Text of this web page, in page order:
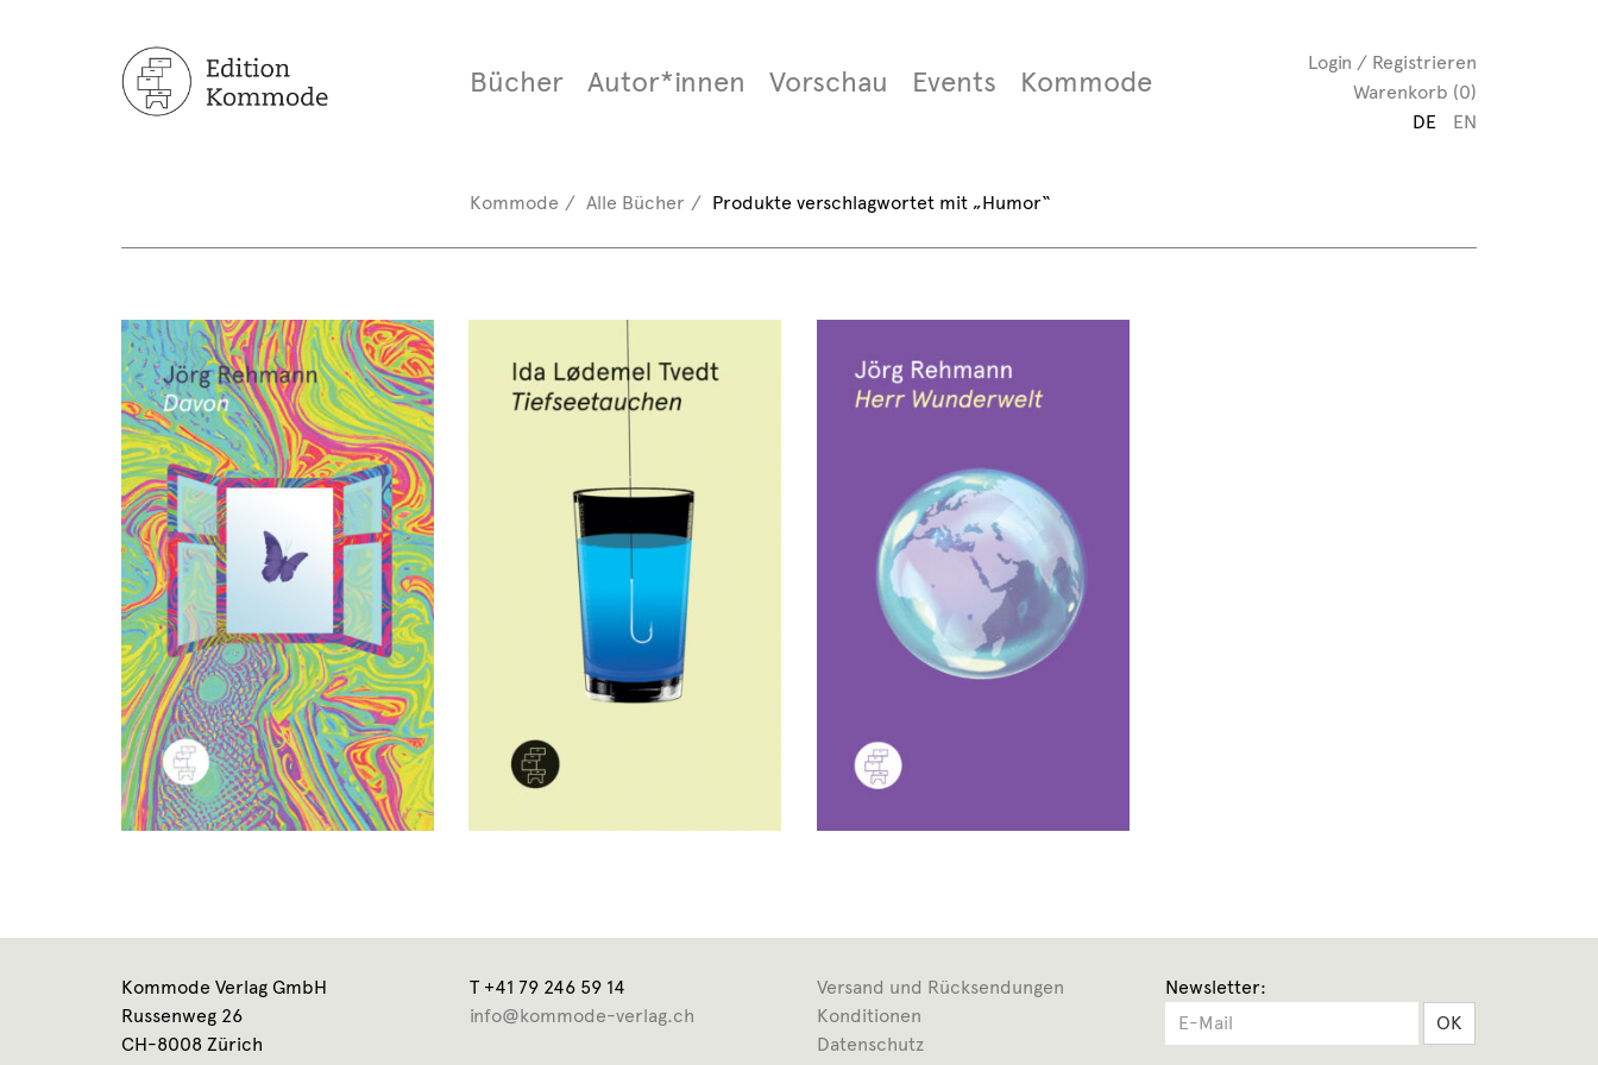
Bücher Autor*innen Vorschau Events Kommode
Login / Registrieren
Warenkorb (0)
DE
EN
Kommode Alle Bücher Produkte verschlagwortet mit „Humor“
Kommode Verlag GmbH
Russenweg 26
CH-8008 Zürich
T +41 79 246 59 14
info@kommode-verlag.ch
Versand und Rücksendungen
Konditionen
Datenschutz
Newsletter:
OK